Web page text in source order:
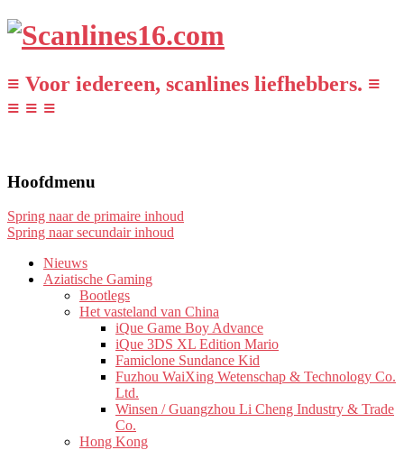
≡ Voor iedereen, scanlines liefhebbers. ≡
≡ ≡ ≡
Hoofdmenu
Spring naar de primaire inhoud
Spring naar secundair inhoud
Nieuws
Aziatische Gaming
Bootlegs
Het vasteland van China
iQue Game Boy Advance
iQue 3DS XL Edition Mario
Famiclone Sundance Kid
Fuzhou WaiXing Wetenschap & Technology Co.
Ltd.
Winsen / Guangzhou Li Cheng Industry & Trade
Co.
Hong Kong